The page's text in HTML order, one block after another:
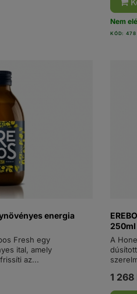
KÓD: 478
Nem
energia
Fresh egy
ital, amely
az...
250ml
A
1 268